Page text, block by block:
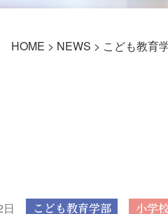
HOME > NEWS > こども教育
こども教育学部 小学